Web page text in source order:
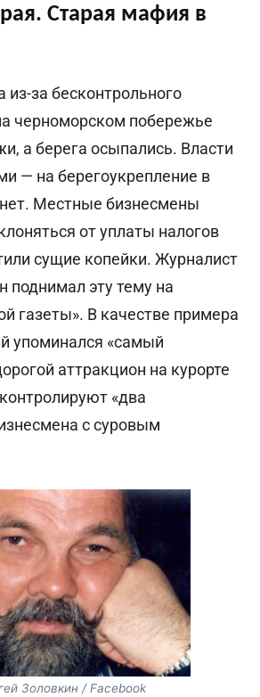
Старая мафия в
из-за бесконтрольного
черноморском побережье
а берега осыпались. Власти
— на берегоукрепление в
Местные бизнесмены
от уплаты налогов
сущие копейки. Журналист
поднимал эту тему на
газеты». В качестве примера
упоминался «самый
аттракцион на курорте
«два
с суровым
Золовкин / Facebook